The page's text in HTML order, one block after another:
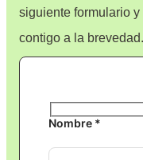
siguiente formulario
contigo a la brevedad.
Nombre *